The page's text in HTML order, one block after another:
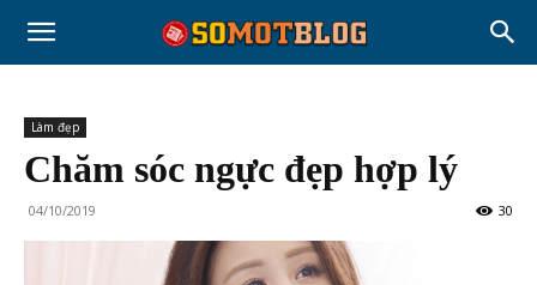
Làm đẹp
Chăm sóc ngực đẹp hợp lý
04/10/2019 30